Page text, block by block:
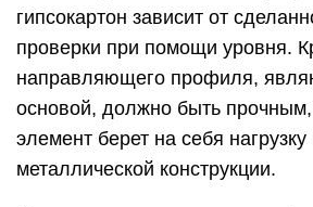
гипсокартон зависит от
проверки при помощи уровня.
направляющего профиля,
основой, должно быть прочным,
элемент берет на себя нагрузку
металлической конструкции.